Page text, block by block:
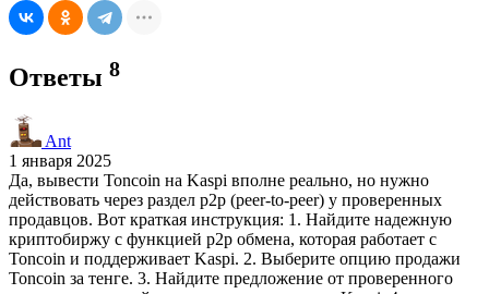
Ответы 8
Ant
1 января 2025
Да, вывести Toncoin на Kaspi вполне реально, но нужно
действовать через раздел p2p (peer-to-peer) у проверенных
продавцов. Вот краткая инструкция: 1. Найдите надежную
криптобиржу с функцией p2p обмена, которая работает с
Toncoin и поддерживает Kaspi. 2. Выберите опцию продажи
Toncoin за тенге. 3. Найдите предложение от проверенного